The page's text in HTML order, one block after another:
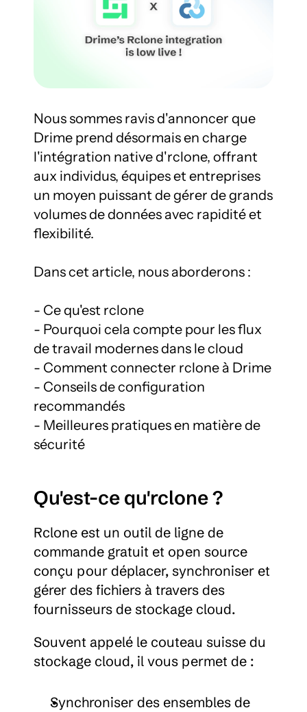
Nous sommes ravis d'annoncer que
Drime prend désormais en charge
l'intégration native d'rclone, offrant
aux individus, équipes et entreprises
un moyen puissant de gérer de grands
volumes de données avec rapidité et
flexibilité.
Dans cet article, nous aborderons :
- Ce qu'est rclone
- Pourquoi cela compte pour les flux
de travail modernes dans le cloud
- Comment connecter rclone à Drime
- Conseils de configuration
recommandés
- Meilleures pratiques en matière de
sécurité
Qu'est-ce qu'rclone ?
Rclone est un outil de ligne de
commande gratuit et open source
conçu pour déplacer, synchroniser et
gérer des fichiers à travers des
fournisseurs de stockage cloud.
Souvent appelé le couteau suisse du
stockage cloud, il vous permet de :
Synchroniser des ensembles de